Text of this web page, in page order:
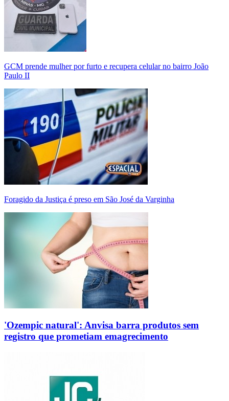
GCM prende mulher por furto e recupera celular no bairro João
Paulo II
Foragido da Justiça é preso em São José da Varginha
'Ozempic natural': Anvisa barra produtos sem
registro que prometiam emagrecimento